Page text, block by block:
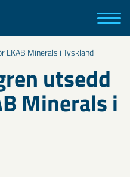
LKAB Minerals i Tyskland
utsedd
Minerals i